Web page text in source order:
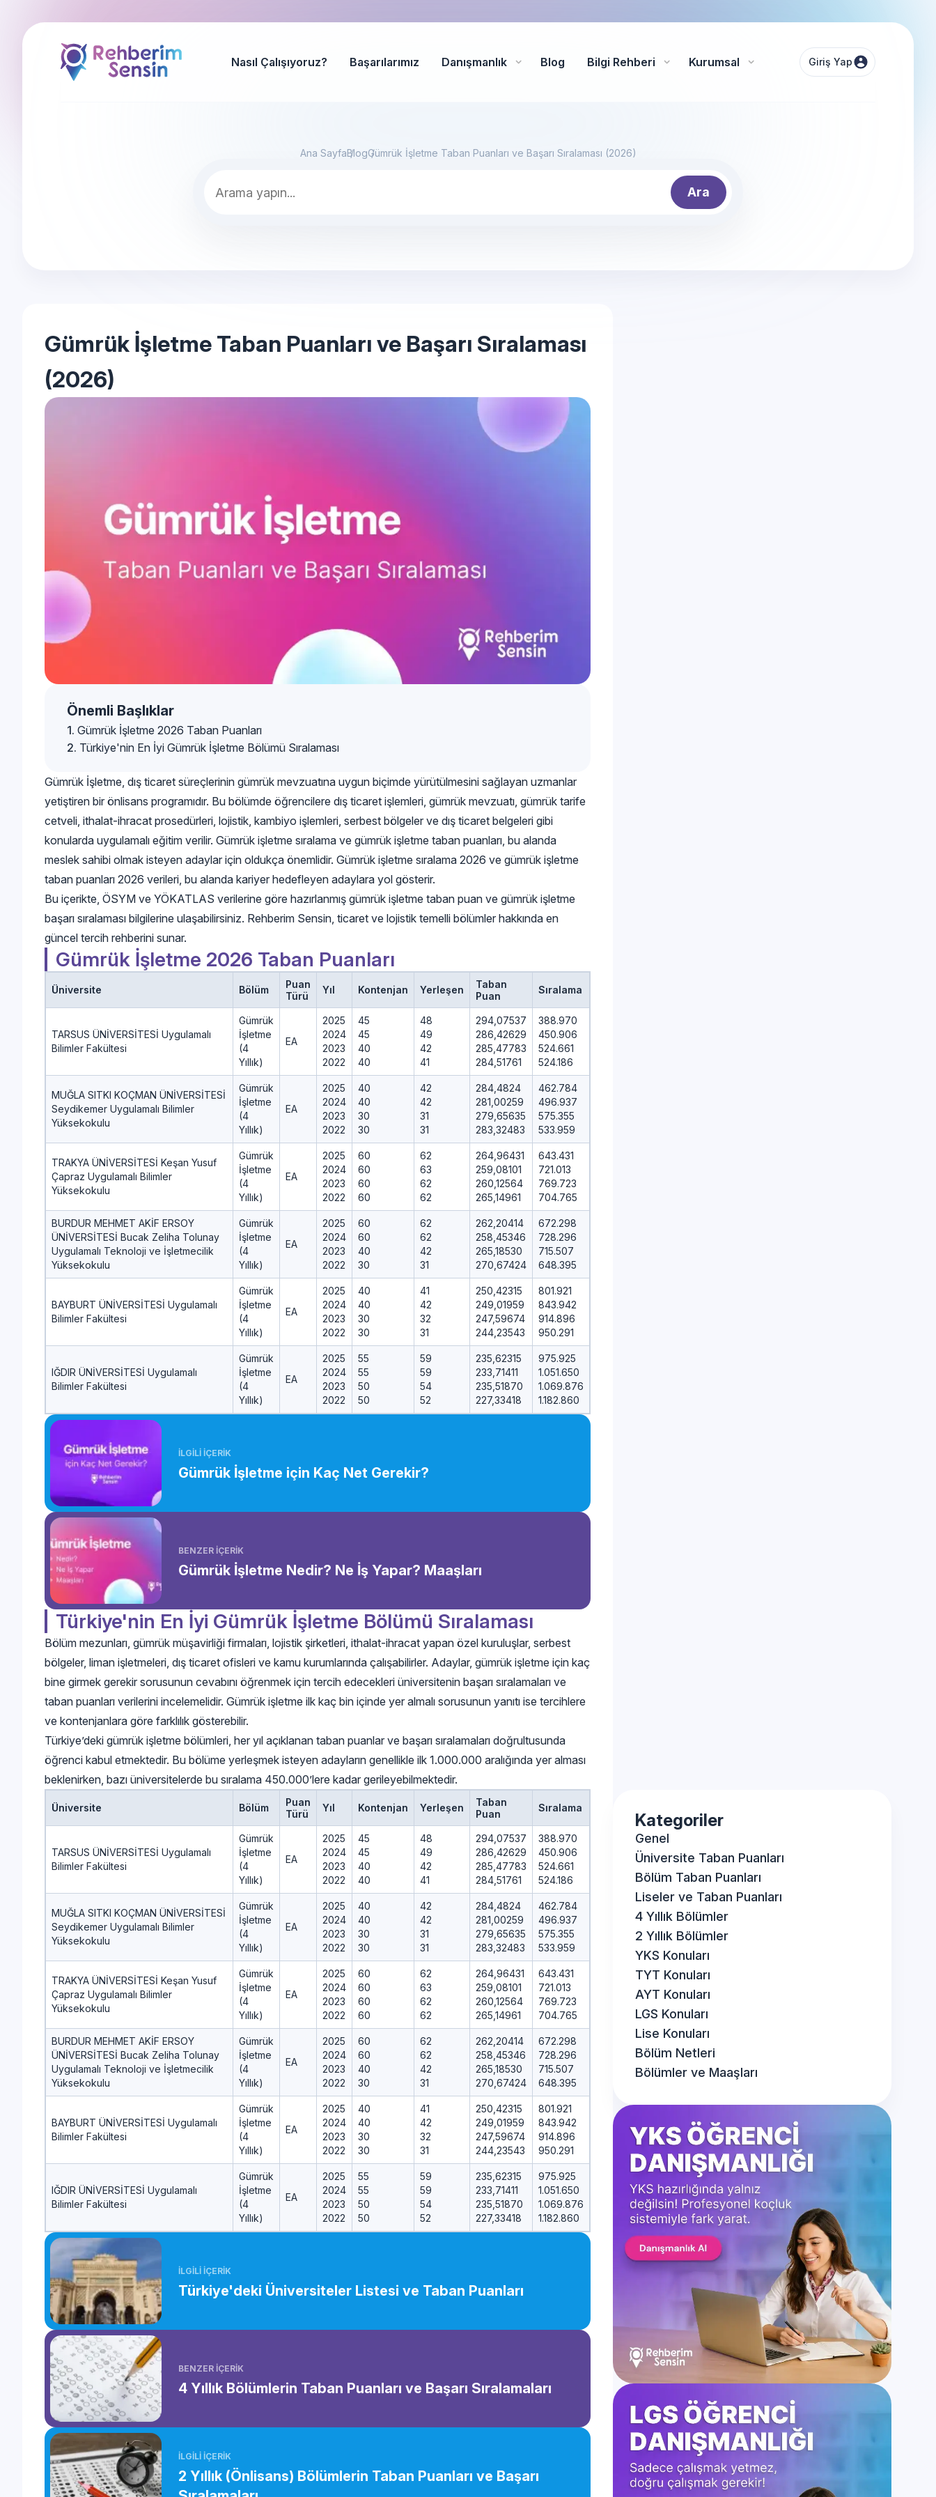
Nasıl Çalışıyoruz? Başarılarımız Danışmanlık Blog Bilgi Rehberi Kurumsal Giriş Yap
Ana SayfaBlogGümrük İşletme Taban Puanları ve Başarı Sıralaması (2026)
Ara
Gümrük İşletme Taban Puanları ve Başarı Sıralaması
(2026)
Önemli Başlıklar
Gümrük İşletme 2026 Taban Puanları
Türkiye'nin En İyi Gümrük İşletme Bölümü Sıralaması
Gümrük İşletme, dış ticaret süreçlerinin gümrük mevzuatına uygun biçimde yürütülmesini sağlayan uzmanlar
yetiştiren bir önlisans programıdır. Bu bölümde öğrencilere dış ticaret işlemleri, gümrük mevzuatı, gümrük tarife
cetveli, ithalat-ihracat prosedürleri, lojistik, kambiyo işlemleri, serbest bölgeler ve dış ticaret belgeleri gibi
konularda uygulamalı eğitim verilir. Gümrük işletme sıralama ve gümrük işletme taban puanları, bu alanda
meslek sahibi olmak isteyen adaylar için oldukça önemlidir. Gümrük işletme sıralama 2026 ve gümrük işletme
taban puanları 2026 verileri, bu alanda kariyer hedefleyen adaylara yol gösterir.
Bu içerikte, ÖSYM ve YÖKATLAS verilerine göre hazırlanmış gümrük işletme taban puan ve gümrük işletme
başarı sıralaması bilgilerine ulaşabilirsiniz. Rehberim Sensin, ticaret ve lojistik temelli bölümler hakkında en
güncel tercih rehberini sunar.
Gümrük İşletme 2026 Taban Puanları
Üniversite Bölüm
Puan
Türü
Yıl Kontenjan Yerleşen
Taban
Puan
Sıralama
TARSUS ÜNİVERSİTESİ Uygulamalı
Bilimler Fakültesi
Gümrük
İşletme
(4
Yıllık)
EA
2025
2024
2023
2022
45
45
40
40
48
49
42
41
294,07537
286,42629
285,47783
284,51761
388.970
450.906
524.661
524.186
MUĞLA SITKI KOÇMAN ÜNİVERSİTESİ
Seydikemer Uygulamalı Bilimler
Yüksekokulu
Gümrük
İşletme
(4
Yıllık)
EA
2025
2024
2023
2022
40
40
30
30
42
42
31
31
284,4824
281,00259
279,65635
283,32483
462.784
496.937
575.355
533.959
TRAKYA ÜNİVERSİTESİ Keşan Yusuf
Çapraz Uygulamalı Bilimler
Yüksekokulu
Gümrük
İşletme
(4
Yıllık)
EA
2025
2024
2023
2022
60
60
60
60
62
63
62
62
264,96431
259,08101
260,12564
265,14961
643.431
721.013
769.723
704.765
BURDUR MEHMET AKİF ERSOY
ÜNİVERSİTESİ Bucak Zeliha Tolunay
Uygulamalı Teknoloji ve İşletmecilik
Yüksekokulu
Gümrük
İşletme
(4
Yıllık)
EA
2025
2024
2023
2022
60
60
40
30
62
62
42
31
262,20414
258,45346
265,18530
270,67424
672.298
728.296
715.507
648.395
BAYBURT ÜNİVERSİTESİ Uygulamalı
Bilimler Fakültesi
Gümrük
İşletme
(4
Yıllık)
EA
2025
2024
2023
2022
40
40
30
30
41
42
32
31
250,42315
249,01959
247,59674
244,23543
801.921
843.942
914.896
950.291
IĞDIR ÜNİVERSİTESİ Uygulamalı
Bilimler Fakültesi
Gümrük
İşletme
(4
Yıllık)
EA
2025
2024
2023
2022
55
55
50
50
59
59
54
52
235,62315
233,71411
235,51870
227,33418
975.925
1.051.650
1.069.876
1.182.860
İLGİLİ İÇERİK
Gümrük İşletme için Kaç Net Gerekir?
BENZER İÇERİK
Gümrük İşletme Nedir? Ne İş Yapar? Maaşları
Türkiye'nin En İyi Gümrük İşletme Bölümü Sıralaması
Bölüm mezunları, gümrük müşavirliği firmaları, lojistik şirketleri, ithalat-ihracat yapan özel kuruluşlar, serbest
bölgeler, liman işletmeleri, dış ticaret ofisleri ve kamu kurumlarında çalışabilirler. Adaylar, gümrük işletme için kaç
bine girmek gerekir sorusunun cevabını öğrenmek için tercih edecekleri üniversitenin başarı sıralamaları ve
taban puanları verilerini incelemelidir. Gümrük işletme ilk kaç bin içinde yer almalı sorusunun yanıtı ise tercihlere
ve kontenjanlara göre farklılık gösterebilir.
Türkiye’deki gümrük işletme bölümleri, her yıl açıklanan taban puanlar ve başarı sıralamaları doğrultusunda
öğrenci kabul etmektedir. Bu bölüme yerleşmek isteyen adayların genellikle ilk 1.000.000 aralığında yer alması
beklenirken, bazı üniversitelerde bu sıralama 450.000’lere kadar gerileyebilmektedir.
Üniversite Bölüm
Puan
Türü
Yıl Kontenjan Yerleşen
Taban
Puan
Sıralama
TARSUS ÜNİVERSİTESİ Uygulamalı
Bilimler Fakültesi
Gümrük
İşletme
(4
Yıllık)
EA
2025
2024
2023
2022
45
45
40
40
48
49
42
41
294,07537
286,42629
285,47783
284,51761
388.970
450.906
524.661
524.186
MUĞLA SITKI KOÇMAN ÜNİVERSİTESİ
Seydikemer Uygulamalı Bilimler
Yüksekokulu
Gümrük
İşletme
(4
Yıllık)
EA
2025
2024
2023
2022
40
40
30
30
42
42
31
31
284,4824
281,00259
279,65635
283,32483
462.784
496.937
575.355
533.959
TRAKYA ÜNİVERSİTESİ Keşan Yusuf
Çapraz Uygulamalı Bilimler
Yüksekokulu
Gümrük
İşletme
(4
Yıllık)
EA
2025
2024
2023
2022
60
60
60
60
62
63
62
62
264,96431
259,08101
260,12564
265,14961
643.431
721.013
769.723
704.765
BURDUR MEHMET AKİF ERSOY
ÜNİVERSİTESİ Bucak Zeliha Tolunay
Uygulamalı Teknoloji ve İşletmecilik
Yüksekokulu
Gümrük
İşletme
(4
Yıllık)
EA
2025
2024
2023
2022
60
60
40
30
62
62
42
31
262,20414
258,45346
265,18530
270,67424
672.298
728.296
715.507
648.395
BAYBURT ÜNİVERSİTESİ Uygulamalı
Bilimler Fakültesi
Gümrük
İşletme
(4
Yıllık)
EA
2025
2024
2023
2022
40
40
30
30
41
42
32
31
250,42315
249,01959
247,59674
244,23543
801.921
843.942
914.896
950.291
IĞDIR ÜNİVERSİTESİ Uygulamalı
Bilimler Fakültesi
Gümrük
İşletme
(4
Yıllık)
EA
2025
2024
2023
2022
55
55
50
50
59
59
54
52
235,62315
233,71411
235,51870
227,33418
975.925
1.051.650
1.069.876
1.182.860
İLGİLİ İÇERİK
Türkiye'deki Üniversiteler Listesi ve Taban Puanları
BENZER İÇERİK
4 Yıllık Bölümlerin Taban Puanları ve Başarı Sıralamaları
İLGİLİ İÇERİK
2 Yıllık (Önlisans) Bölümlerin Taban Puanları ve Başarı
Kategoriler
Genel
Üniversite Taban Puanları
Bölüm Taban Puanları
Liseler ve Taban Puanları
4 Yıllık Bölümler
2 Yıllık Bölümler
YKS Konuları
TYT Konuları
AYT Konuları
LGS Konuları
Lise Konuları
Bölüm Netleri
Bölümler ve Maaşları